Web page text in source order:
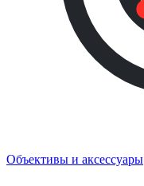
Объективы и аксессуары